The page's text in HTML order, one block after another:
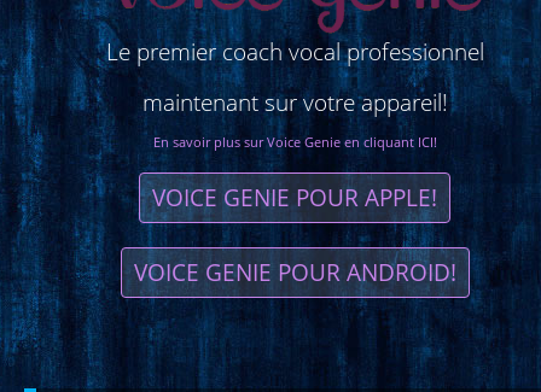
Le premier coach vocal professionnel
maintenant sur votre appareil!
En savoir plus sur Voice Genie en cliquant ICI!
VOICE GENIE POUR APPLE!
VOICE GENIE POUR ANDROID!